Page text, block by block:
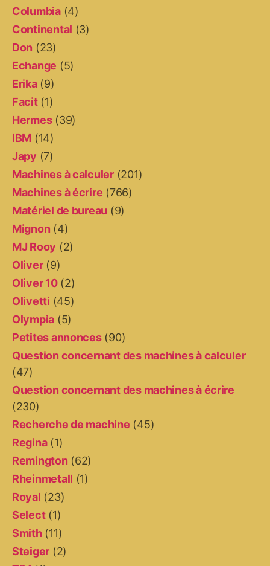
Columbia(4)
Continental (3)
Don (23)
Echange (5)
Erika(9)
Facit(1)
Hermes(39)
IBM (14)
Japy (7)
Machines à calculer(201)
Machines à écrire (766)
Matériel de bureau (9)
Mignon (4)
MJ Rooy (2)
Oliver(9)
Oliver 10(2)
Olivetti (45)
Olympia (5)
Petites annonces(90)
Question concernant des machines à calculer
(47)
Question concernant des machines à écrire
(230)
Recherche de machine (45)
Regina(1)
Remington (62)
Rheinmetall (1)
Royal (23)
Select(1)
Smith(11)
Steiger (2)